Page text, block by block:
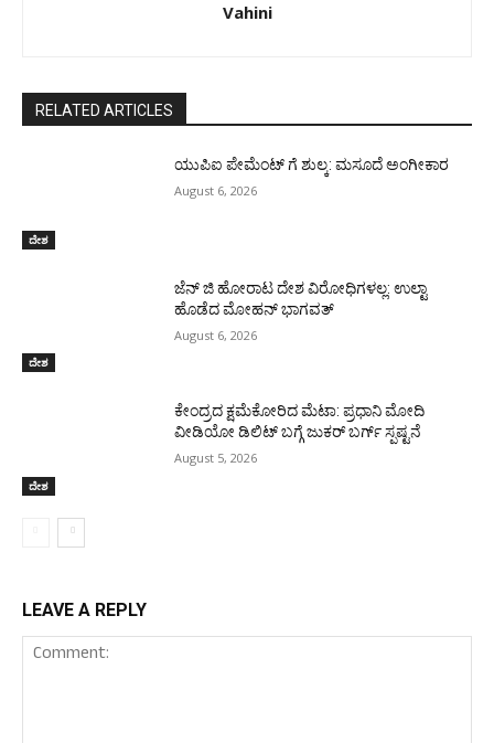
Vahini
RELATED ARTICLES
ದೇಶ
ಯುಪಿಐ ಪೇಮೆಂಟ್ ಗೆ ಶುಲ್ಕ: ಮಸೂದೆ ಅಂಗೀಕಾರ
August 6, 2026
ದೇಶ
ಜೆನ್ ಜಿ ಹೋರಾಟ ದೇಶ ವಿರೋಧಿಗಳಲ್ಲ: ಉಲ್ಟಾ
ಹೊಡೆದ ಮೋಹನ್ ಭಾಗವತ್
August 6, 2026
ದೇಶ
ಕೇಂದ್ರದ ಕ್ಷಮೆಕೋರಿದ ಮೆಟಾ: ಪ್ರಧಾನಿ ಮೋದಿ
ವೀಡಿಯೋ ಡಿಲಿಟ್ ಬಗ್ಗೆ ಜುಕರ್ ಬರ್ಗ್ ಸ್ಪಷ್ಟನೆ
August 5, 2026
LEAVE A REPLY